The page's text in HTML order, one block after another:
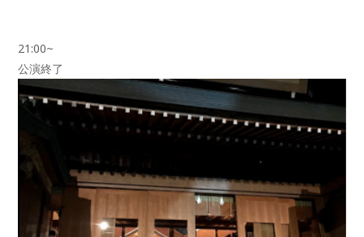
21:00~
公演終了